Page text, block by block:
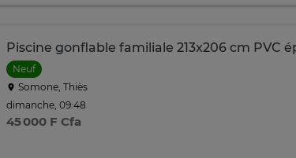
Piscine gonflable familiale 213x206 cm PVC
Neuf
Somone, Thiès
dimanche, 09:48
45 000 F Cfa